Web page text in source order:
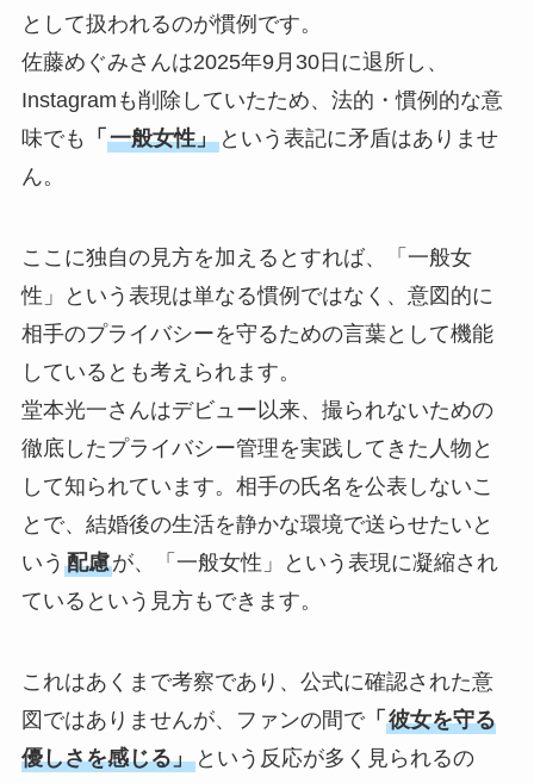
として扱われるのが慣例です。
佐藤めぐみさんは2025年9月30日に退所し、
Instagramも削除していたため、法的・慣例的な意
味でも
「 一般女性」という表記に矛盾はありませ
ん。
ここに独自の見方を加えるとすれば、「一般女
性」という表現は単なる慣例ではなく、意図的に
相手のプライバシーを守るための言葉として機能
しているとも考えられます。
堂本光一さんはデビュー以来、撮られないための
徹底したプライバシー管理を実践してきた人物と
して知られています。相手の氏名を公表しないこ
とで、結婚後の生活を静かな環境で送らせたいと
いう 配慮が、「一般女性」という表現に凝縮され
ているという見方もできます。
これはあくまで考察であり、公式に確認された意
図ではありませんが、ファンの間で「 彼女を守る
優しさを感じる」という反応が多く見られるの